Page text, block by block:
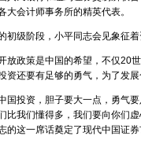
会计师事务所的精英代表。
级阶段，小平同志会见象征着
政策是中国的希望，不仅20世
资还要有足够的勇气，为了发
投资，胆子要大一点，勇气要
比我们懂得多，我们要向你们
的这一席话奠定了现代中国证